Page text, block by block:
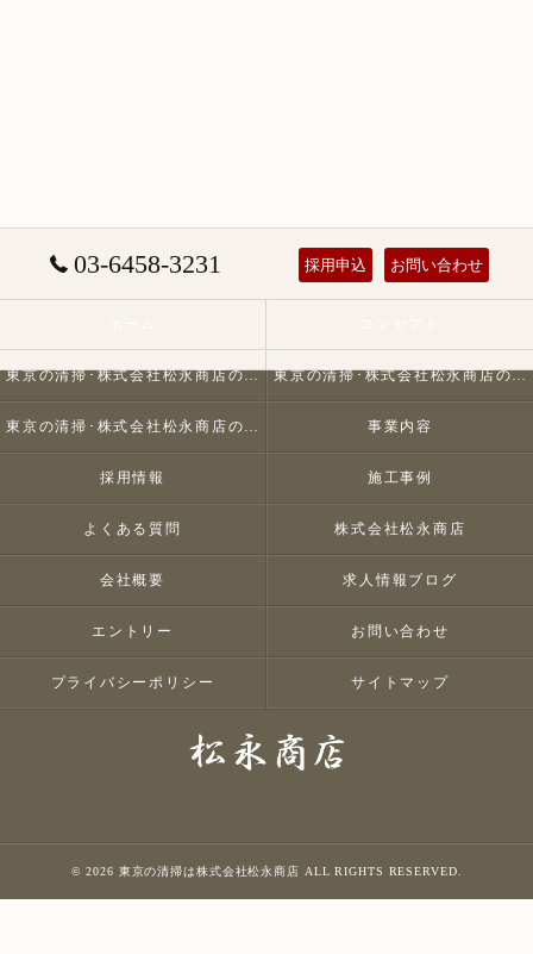
03-6458-3231 採用申込 お問い合わせ
東京の清掃･株式会社松永商店の口コミ情報 東京の清掃･株式会社松永商店の評判
東京の清掃･株式会社松永商店のお客様の声 事業内容
採用情報 施工事例
よくある質問 株式会社松永商店
会社概要 求人情報ブログ
エントリー お問い合わせ
プライバシーポリシー サイトマップ
© 2026 東京の清掃は株式会社松永商店 ALL RIGHTS RESERVED.